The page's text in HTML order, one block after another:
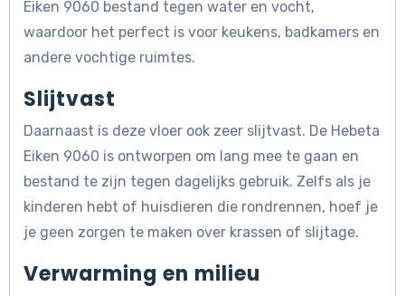
Eiken 9060 bestand tegen water en vocht,
waardoor het perfect is voor keukens, badkamers en
andere vochtige ruimtes.
Slijtvast
Daarnaast is deze vloer ook zeer slijtvast. De Hebeta
Eiken 9060 is ontworpen om lang mee te gaan en
bestand te zijn tegen dagelijks gebruik. Zelfs als je
kinderen hebt of huisdieren die rondrennen, hoef je
je geen zorgen te maken over krassen of slijtage.
Verwarming en milieu